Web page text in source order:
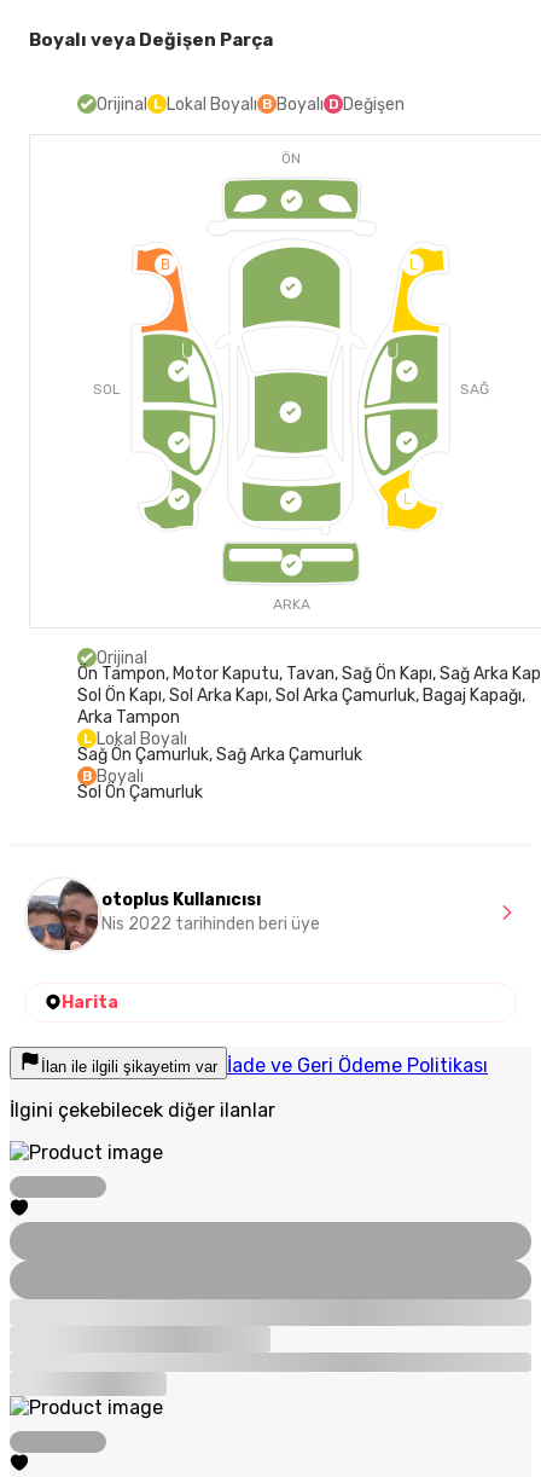
Boyalı veya Değişen Parça
Orijinal L Lokal Boyalı B Boyalı D Değişen
ÖN
SOL
B L
L
SAĞ
ARKA
Orijinal
Ön Tampon, Motor Kaputu, Tavan, Sağ Ön Kapı, Sağ Arka
Sol Ön Kapı, Sol Arka Kapı, Sol Arka Çamurluk, Bagaj Kapağı,
Arka Tampon
L Lokal Boyalı
Sağ Ön Çamurluk, Sağ Arka Çamurluk
B Boyalı
Sol Ön Çamurluk
otoplus Kullanıcısı
Nis 2022 tarihinden beri üye
Harita
İlan ile ilgili şikayetim var İade ve Geri Ödeme Politikası
İlgini çekebilecek diğer ilanlar